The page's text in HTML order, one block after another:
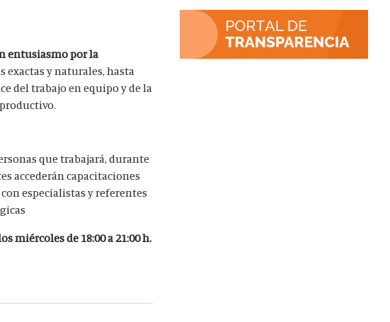
entusiasmo por la
exactas y naturales, hasta
del trabajo en equipo y de la
que trabajará, durante
accederán capacitaciones
especialistas y referentes
miércoles de 18:00 a 21:00 h.